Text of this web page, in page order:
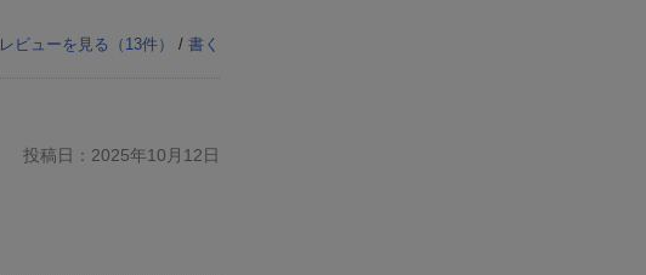
レビューを見る（ 13件） / 書く
投稿日：2025年10月12日